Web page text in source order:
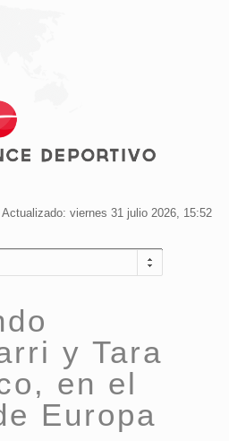
viernes 31 julio 2026, 15:52
y Tara
en el
Europa